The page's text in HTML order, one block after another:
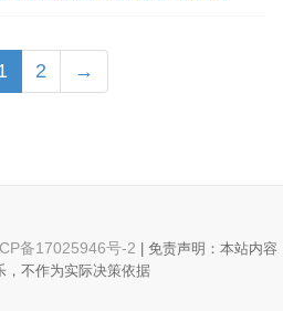
2 →
备17025946号-2 | 免责声明：本站内容
，不作为实际决策依据